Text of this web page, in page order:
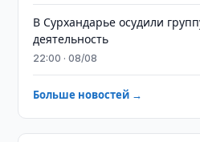
В Сурхандарье осудили
деятельность
22:00 · 08/08
Больше новостей →